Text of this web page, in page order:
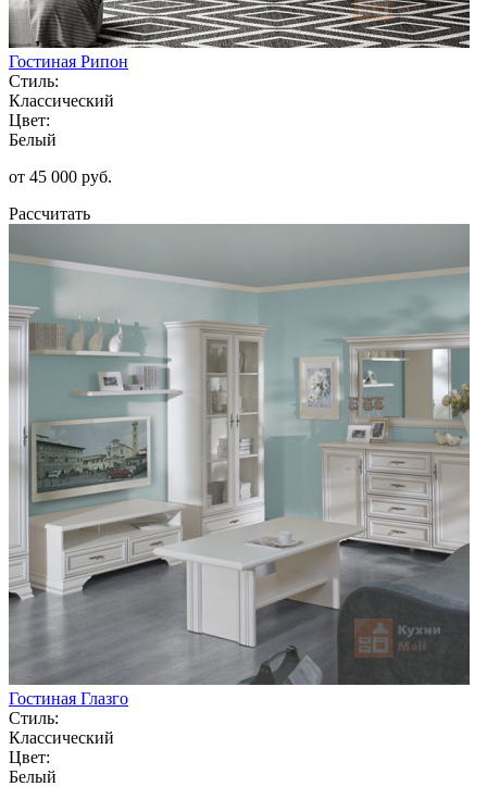
Гостиная Рипон
Стиль:
Классический
Цвет:
Белый
от 45 000 руб.
Рассчитать
Гостиная Глазго
Стиль:
Классический
Цвет:
Белый